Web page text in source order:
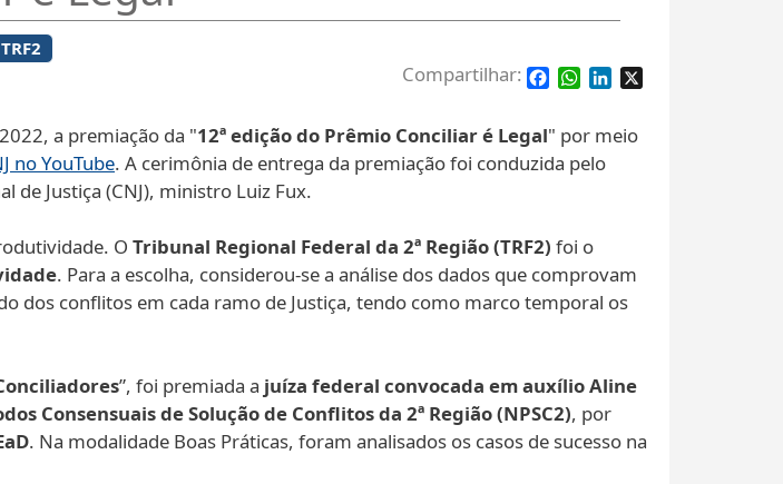
TRF2
Facebook
WhatsApp
LinkedIn
a premiação da "12ª edição do Prêmio Conciliar é Legal" por meio
no YouTube. A cerimônia de entrega da premiação foi conduzida pelo
de Justiça (CNJ), ministro Luiz Fux.
O Tribunal Regional Federal da 2ª Região (TRF2) foi o
. Para a escolha, considerou-se a análise dos dados que comprovam
dos conflitos em cada ramo de Justiça, tendo como marco temporal os
”, foi premiada a juíza federal convocada em auxílio Aline
Consensuais de Solução de Conflitos da 2ª Região (NPSC2), por
. Na modalidade Boas Práticas, foram analisados os casos de sucesso na